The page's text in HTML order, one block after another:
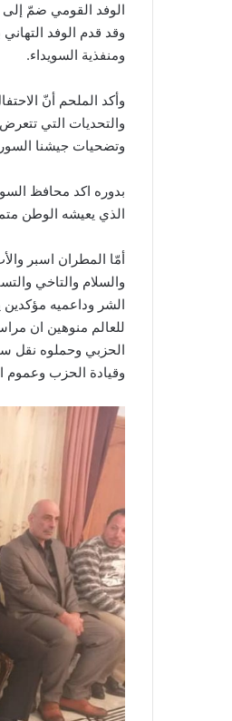
الوفد القومي ضمّ إلى
وقد قدم الوفد
ومنفذية السويداء.
وأكد الملحم أنّ
والتحديات التي
وتضحيات جيشنا
بدوره اكد محافظ
الذي يعيشه الوطن
أمّا المطران اسبر
والسلام والتاخي
الشر وداعميه
للعالم منوهين ان
الحزبي وحملوه نقل
وقيادة الحزب وعموم